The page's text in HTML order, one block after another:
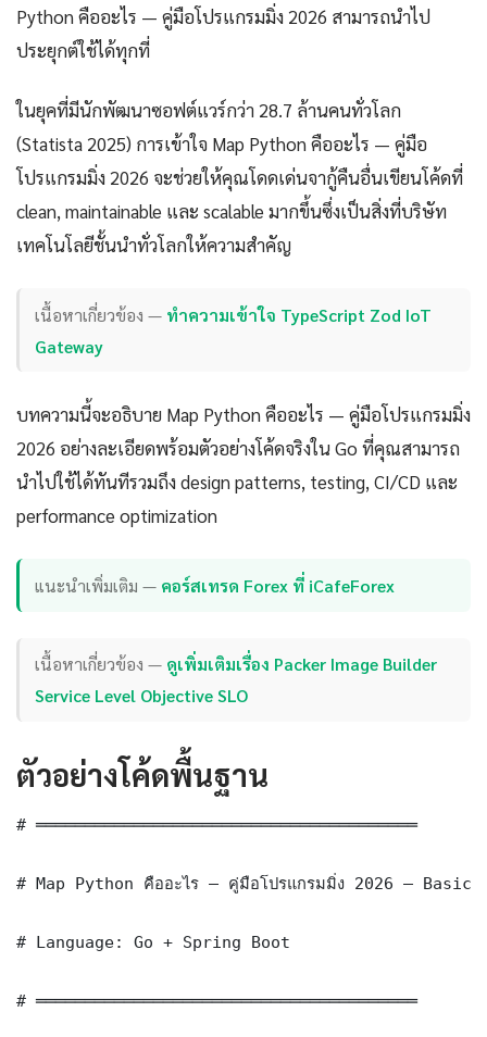
Python คืออะไร — คู่มือโปรแกรมมิ่ง 2026 สามารถนำไป
ประยุกต์ใช้ได้ทุกที่
ในยุคที่มีนักพัฒนาซอฟต์แวร์กว่า 28.7 ล้านคนทั่วโลก
(Statista 2025) การเข้าใจ Map Python คืออะไร — คู่มือ
โปรแกรมมิ่ง 2026 จะช่วยให้คุณโดดเด่นจากู้คืนอื่นเขียนโค้ดที่
clean, maintainable และ scalable มากขึ้นซึ่งเป็นสิ่งที่บริษัท
เทคโนโลยีชั้นนำทั่วโลกให้ความสำคัญ
เนื้อหาเกี่ยวข้อง — ทำความเข้าใจ TypeScript Zod IoT
Gateway
บทความนี้จะอธิบาย Map Python คืออะไร — คู่มือโปรแกรมมิ่ง
2026 อย่างละเอียดพร้อมตัวอย่างโค้ดจริงใน Go ที่คุณสามารถ
นำไปใช้ได้ทันทีรวมถึง design patterns, testing, CI/CD และ
performance optimization
แนะนำเพิ่มเติม — คอร์สเทรด Forex ที่ iCafeForex
เนื้อหาเกี่ยวข้อง — ดูเพิ่มเติมเรื่อง Packer Image Builder
Service Level Objective SLO
ตัวอย่างโค้ดพื้นฐาน
# ═══════════════════════════════════════
# Map Python คืออะไร — คู่มือโปรแกรมมิ่ง 2026 — Basic
# Language: Go + Spring Boot
# ═══════════════════════════════════════